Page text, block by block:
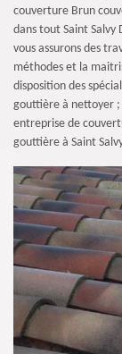
couverture Brun
dans tout Saint Salvy
vous assurons des
méthodes et la
disposition des
gouttière à nettoyer ;
entreprise de
gouttière à Saint